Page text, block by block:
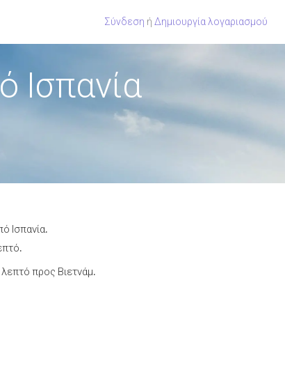
Σύνδεση ή Δημιουργία λογαριασμού
Ισπανία
Ισπανία.
προς Βιετνάμ.